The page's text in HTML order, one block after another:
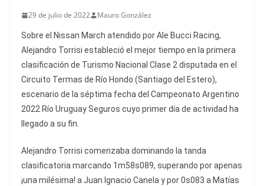
29 de julio de 2022 Mauro González
Sobre el Nissan March atendido por Ale Bucci Racing,
Alejandro Torrisi estableció el mejor tiempo en la primera
clasificación de Turismo Nacional Clase 2 disputada en el
Circuito Termas de Río Hondo (Santiago del Estero),
escenario de la séptima fecha del Campeonato Argentino
2022 Río Uruguay Seguros cuyo primer día de actividad ha
llegado a su fin.
Alejandro Torrisi comenzaba dominando la tanda
clasificatoria marcando 1m58s089, superando por apenas
¡una milésima! a Juan Ignacio Canela y por 0s083 a Matías